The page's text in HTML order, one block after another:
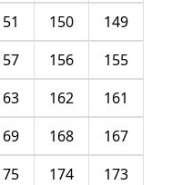
149
150
155
156
161
162
167
168
173
174